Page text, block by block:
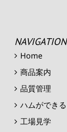
NAVIGATION
Home
商品案内
品質管理
ハムができ
工場見学